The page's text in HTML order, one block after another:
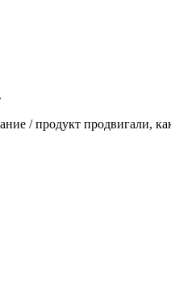
/ продукт продвигали,